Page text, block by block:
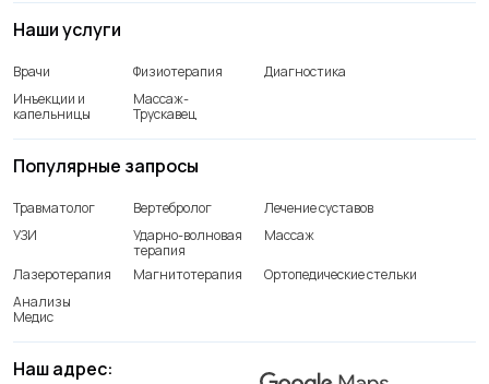
Наши услуги
Врачи Физиотерапия
Диагностика
Инъекции и
капельницы
Массаж-
Трускавец
Наш адрес:
Популярные запросы
Травматолог Вертебролог
Лечение суставов
УЗИ
Ударно-волновая
терапия
Массаж
Лазеротерапия Магнитотерапия
Ортопедические стельки
Анализы
Медис